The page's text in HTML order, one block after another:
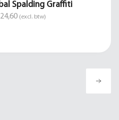
Spalding Graffiti
(excl. btw)